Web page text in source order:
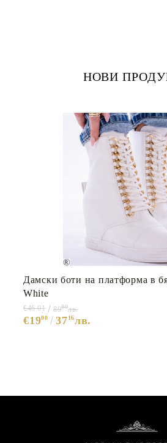
НОВИ
Дамски боти на платформа в
White
€1900 3716лв.
€46.01 8999лв.